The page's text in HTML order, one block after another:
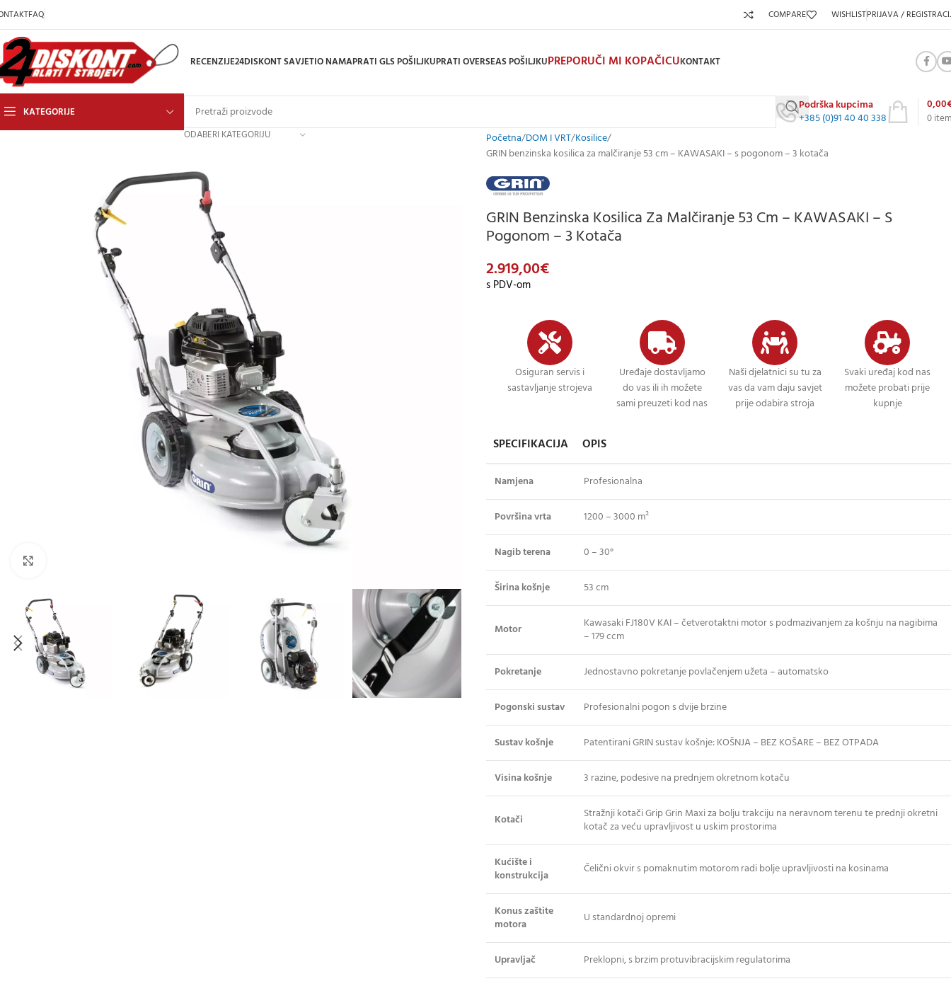
FAQ COMPARE WISHLISTPRIJAVA /
RECENZIJE24DISKONT SAVJETIO NAMAPRATI GLS POŠILJKUPRATI OVERSEAS POŠILJKUPREPORUČI MI KOPAČICUKONTAKT
KATEGORIJE
ODABERI KATEGORIJU
Podrška kupcima
+385 (0)91 40 40 338
0
0,00
Početna DOM I VRT Kosilice
GRIN benzinska kosilica za malčiranje 53 cm – KAWASAKI – s pogonom – 3 kotača
GRIN Benzinska Kosilica Za Malčiranje 53 Cm – KAWASAKI – S
Pogonom – 3 Kotača
2.919,00€
s PDV-om
Osiguran servis i
sastavljanje strojeva
Uređaje dostavljamo
do vas ili ih možete
sami preuzeti kod nas
Naši djelatnici su tu za
vas da vam daju savjet
prije odabira stroja
Svaki uređaj kod nas
možete probati prije
kupnje
SPECIFIKACIJA OPIS
Namjena Profesionalna
Površina vrta 1200 – 3000 m²
Nagib terena 0 – 30°
Širina košnje 53 cm
Motor
Kawasaki FJ180V KAI – četverotaktni motor s podmazivanjem za košnju na nagibima
– 179 ccm
Pokretanje Jednostavno pokretanje povlačenjem užeta – automatsko
Pogonski sustav Profesionalni pogon s dvije brzine
Sustav košnje Patentirani GRIN sustav košnje: KOŠNJA – BEZ KOŠARE – BEZ OTPADA
Visina košnje 3 razine, podesive na prednjem okretnom kotaču
Kotači
Stražnji kotači Grip Grin Maxi za bolju trakciju na neravnom terenu te prednji okretni
kotač za veću upravljivost u uskim prostorima
Kućište i
konstrukcija
Čelični okvir s pomaknutim motorom radi bolje upravljivosti na kosinama
Konus zaštite
motora
U standardnoj opremi
Upravljač Preklopni, s brzim protuvibracijskim regulatorima